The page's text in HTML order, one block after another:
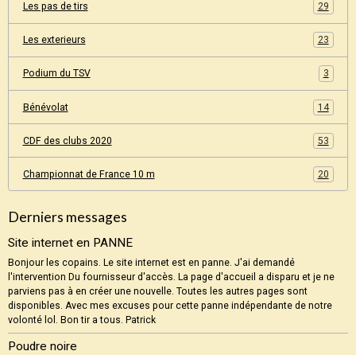
Les pas de tirs 29
Les exterieurs 23
Podium du TSV 3
Bénévolat 14
CDF des clubs 2020 53
Championnat de France 10 m 20
Derniers messages
Site internet en PANNE
Bonjour les copains. Le site internet est en panne. J'ai demandé
l'intervention Du fournisseur d'accès. La page d'accueil a disparu et je ne
parviens pas à en créer une nouvelle. Toutes les autres pages sont
disponibles. Avec mes excuses pour cette panne indépendante de notre
volonté lol. Bon tir a tous. Patrick
Poudre noire